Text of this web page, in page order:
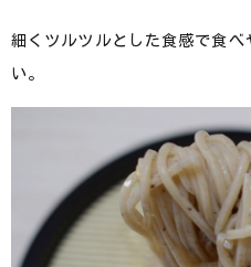
細くツルツルとした食感で食
い。